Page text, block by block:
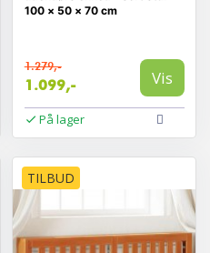
100 × 50 × 70 cm
1.279,-
1.099,- Vis
På lager
TILBUD